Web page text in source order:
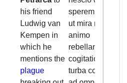
his friend
Ludwig van
Kempen in
which he
mentions the
plague
sperem; quo fit
ut mira michi in
animo
rebellantium
cogitationum
turba consurgat;